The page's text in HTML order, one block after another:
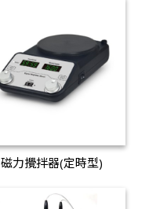
磁力攪拌器(定時型)